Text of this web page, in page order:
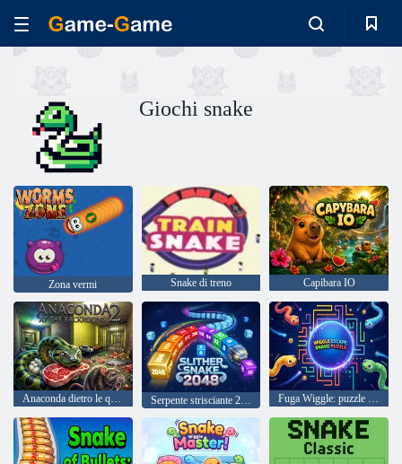
Giochi snake
Zona vermi Snake di treno Capibara IO
Anaconda dietro le quinte 2 Serpente strisciante 2048 Fuga Wiggle: puzzle del serpente